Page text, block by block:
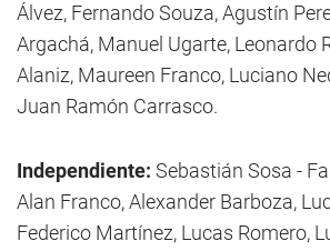
Álvez, Fernando Souza, Agustín
Argachá, Manuel Ugarte, Leonardo
Alaniz, Maureen Franco, Luciano
Juan Ramón Carrasco.
Independiente: Sebastián Sosa -
Alan Franco, Alexander Barboza,
Federico Martínez, Lucas Romero,